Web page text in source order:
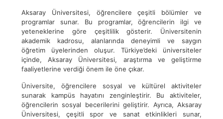
Aksaray Üniversitesi, öğrencilere çeşitli bölümler ve
programlar sunar. Bu programlar, öğrencilerin ilgi ve
yeteneklerine göre çeşitlilik gösterir. Üniversitenin
akademik kadrosu, alanlarında deneyimli ve saygın
öğretim üyelerinden oluşur. Türkiye’deki üniversiteler
içinde, Aksaray Üniversitesi, araştırma ve geliştirme
faaliyetlerine verdiği önem ile öne çıkar.
Üniversite, öğrencilere sosyal ve kültürel aktiviteler
sunarak kampüs hayatını zenginleştirir. Bu aktiviteler,
öğrencilerin sosyal becerilerini geliştirir. Ayrıca, Aksaray
Üniversitesi, çeşitli spor ve sanat etkinlikleri sunar,